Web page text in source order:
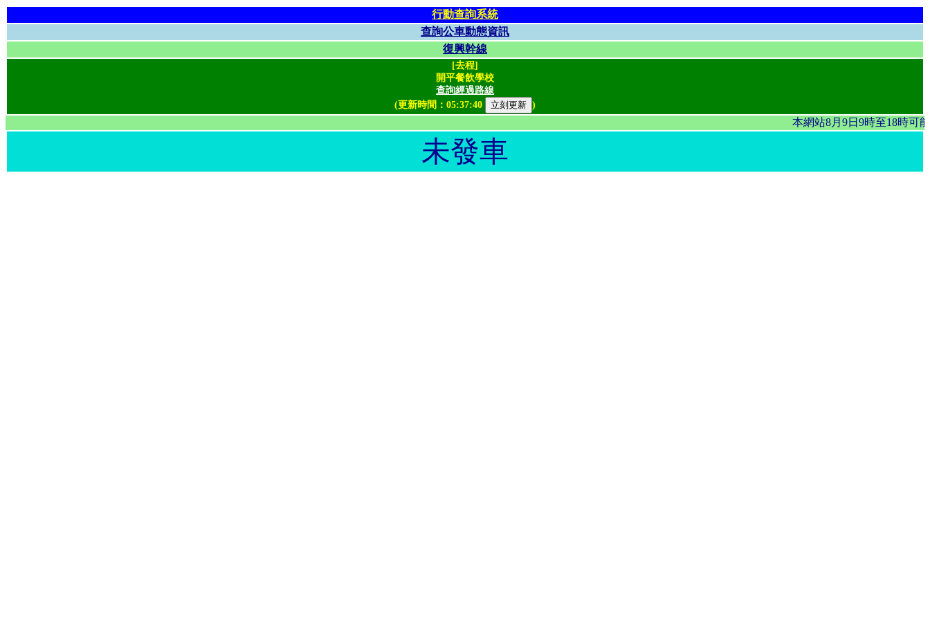
行動查詢系統
查詢公車動態資訊
復興幹線
[去程]
開平餐飲學校
查詢經過路線
(更新時間： 05:37:40 )
本網站8月9日9時至18
未發車